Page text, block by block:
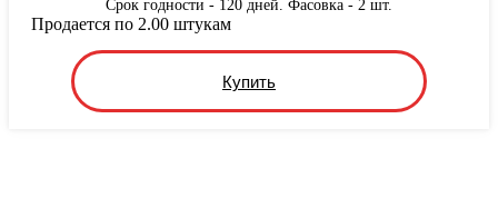
Срок годности - 120 дней. Фасовка - 2 шт.
Купить
Продается по 2.00 штукам